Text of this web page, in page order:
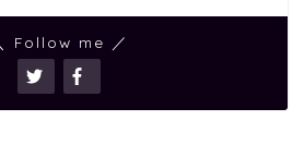
Follow me ／